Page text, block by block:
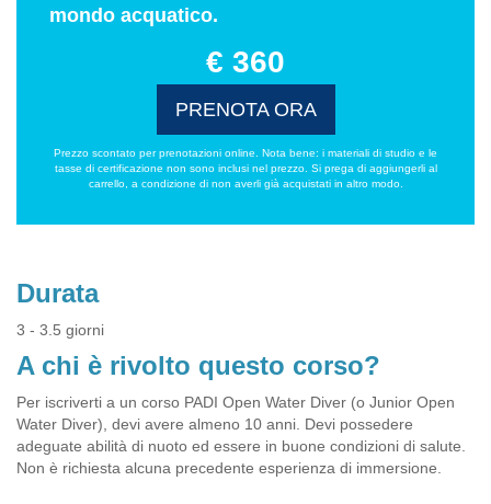
mondo acquatico.
€ 360
PRENOTA ORA
Prezzo scontato per prenotazioni online. Nota bene: i materiali di studio e le
tasse di certificazione non sono inclusi nel prezzo. Si prega di aggiungerli al
carrello, a condizione di non averli già acquistati in altro modo.
Durata
3 - 3.5 giorni
A chi è rivolto questo corso?
Per iscriverti a un corso PADI Open Water Diver (o Junior Open
Water Diver), devi avere almeno 10 anni. Devi possedere
adeguate abilità di nuoto ed essere in buone condizioni di salute.
Non è richiesta alcuna precedente esperienza di immersione.